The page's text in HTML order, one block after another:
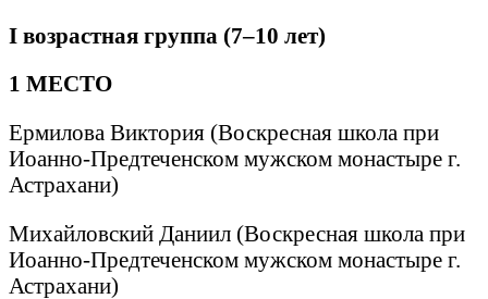
I возрастная группа (7–10 лет)
1 МЕСТО
Ермилова Виктория (Воскресная школа при
Иоанно-Предтеченском мужском монастыре г.
Астрахани)
Михайловский Даниил (Воскресная школа при
Иоанно-Предтеченском мужском монастыре г.
Астрахани)